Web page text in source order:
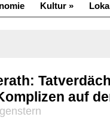
Kultur »
auf